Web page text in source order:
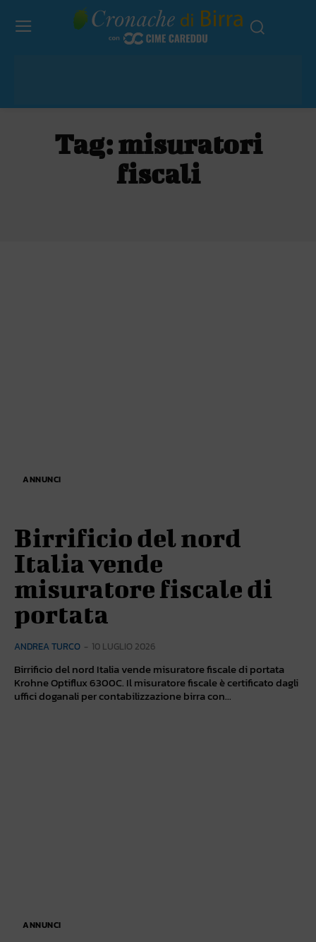
Tag:misuratori
fiscali
ANNUNCI
Birrificio del nord
Italia vende
misuratore fiscale di
portata
ANDREA TURCO - 10 LUGLIO 2026
Birrificio del nord Italia vende misuratore fiscale di portata
Krohne Optiflux 6300C. Il misuratore fiscale è certificato dagli
uffici doganali per contabilizzazione birra con...
ANNUNCI